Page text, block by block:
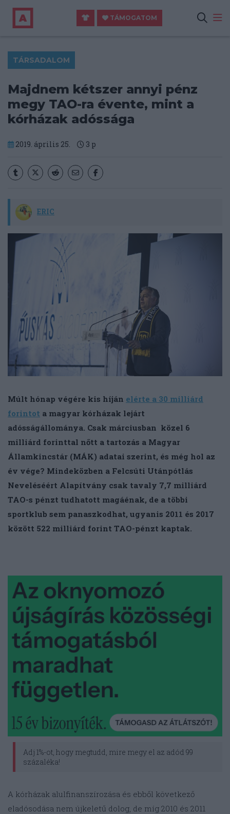
TÁMOGATOM
TÁRSADALOM
Majdnem kétszer annyi pénz
megy TAO-ra évente, mint a
kórházak adóssága
2019. április 25. 3 p
ERIC
Múlt hónap végére kis híján elérte a 30 milliárd
forintot a magyar kórházak lejárt
adósságállománya. Csak márciusban közel 6
milliárd forinttal nőtt a tartozás a Magyar
Államkincstár (MÁK) adatai szerint, és még hol az
év vége? Mindeközben a Felcsúti Utánpótlás
Neveléséért Alapítvány csak tavaly 7,7 milliárd
TAO-s pénzt tudhatott magáénak, de a többi
sportklub sem panaszkodhat, ugyanis 2011 és 2017
között 522 milliárd forint TAO-pénzt kaptak.
Adj 1%-ot, hogy megtudd, mire megy el az adód 99
százaléka!
A kórházak alulfinanszírozása és ebből következő
eladósodása nem újkeletű dolog, de míg 2010 és 2011